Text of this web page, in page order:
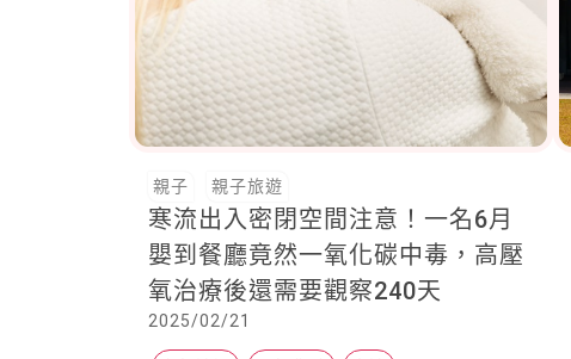
親子 親子旅遊
寒流出入密閉空間注意！一名6月
嬰到餐廳竟然一氧化碳中毒，高壓
氧治療後還需要觀察240天
2025/02/21